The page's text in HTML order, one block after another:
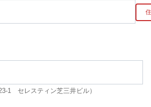
1 セレスティン芝三井ビル）